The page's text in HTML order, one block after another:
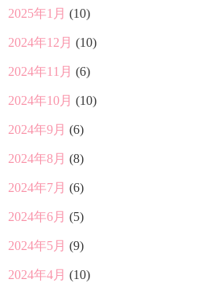
2025年1月 (10)
2024年12月 (10)
2024年11月 (6)
2024年10月 (10)
2024年9月 (6)
2024年8月 (8)
2024年7月 (6)
2024年6月 (5)
2024年5月 (9)
2024年4月 (10)